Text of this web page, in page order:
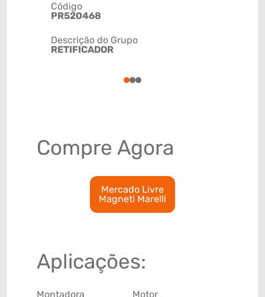
Código
PR520468
Descrição do Grupo
RETIFICADOR
123
Compre Agora
Mercado Livre
Magneti Marelli
Aplicações:
Montadora
Motor